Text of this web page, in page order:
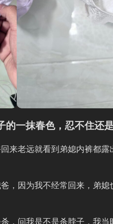
的一抹春色，忍不住还
来老远就看到弟媳内裤都
，因为我不经常回来，弟
，问我是不是杀脖子，我